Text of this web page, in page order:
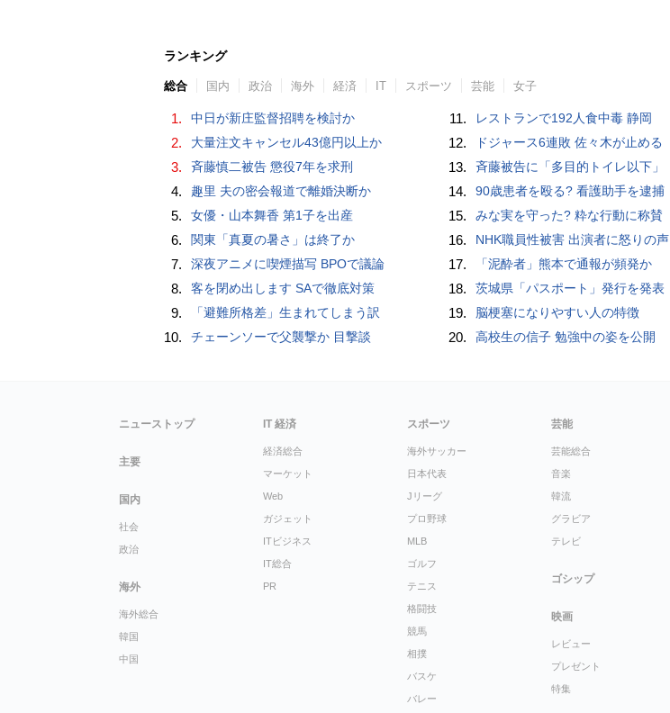
ランキング
総合 国内 政治 海外 経済 IT スポーツ 芸能 女子
1. 中日が新庄監督招聘を検討か
2. 大量注文キャンセル43億円以上か
3. 斉藤慎二被告 懲役7年を求刑
4. 趣里 夫の密会報道で離婚決断か
5. 女優・山本舞香 第1子を出産
6. 関東「真夏の暑さ」は終了か
7. 深夜アニメに喫煙描写 BPOで議論
8. 客を閉め出します SAで徹底対策
9. 「避難所格差」生まれてしまう訳
10. チェーンソーで父襲撃か 目撃談
11. レストランで192人食中毒 静岡
12. ドジャース6連敗 佐々木が止める
13. 斉藤被告に「多目的トイレ以下」
14. 90歳患者を殴る? 看護助手を逮捕
15. みな実を守った? 粋な行動に称賛
16. NHK職員性被害 出演者に怒りの声
17. 「泥酔者」熊本で通報が頻発か
18. 茨城県「パスポート」発行を発表
19. 脳梗塞になりやすい人の特徴
20. 高校生の信子 勉強中の姿を公開
ニューストップ
主要
国内
社会
政治
海外
海外総合
韓国
中国
IT 経済
経済総合
マーケット
Web
ガジェット
ITビジネス
IT総合
PR
スポーツ
海外サッカー
日本代表
Jリーグ
プロ野球
MLB
ゴルフ
テニス
格闘技
競馬
相撲
バスケ
バレー
芸能
芸能総合
音楽
韓流
グラビア
テレビ
ゴシップ
映画
レビュー
プレゼント
特集